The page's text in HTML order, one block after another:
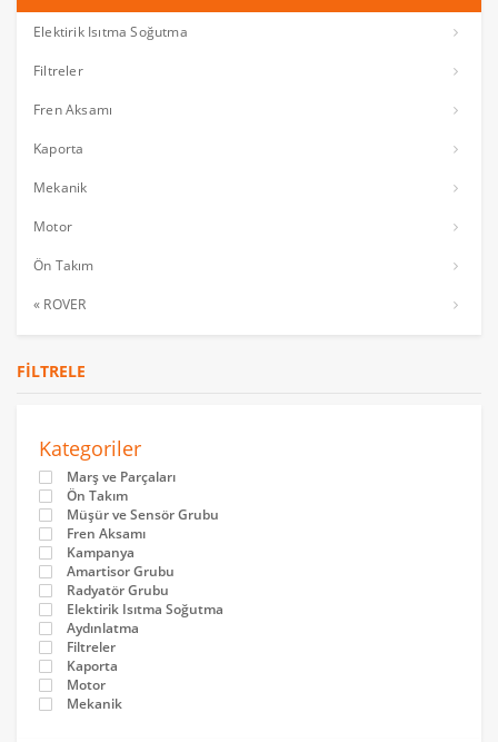
Elektirik Isıtma Soğutma
Filtreler
Fren Aksamı
Kaporta
Mekanik
Motor
Ön Takım
« ROVER
FILTRELE
Kategoriler
Marş ve Parçaları
Ön Takım
Müşür ve Sensör Grubu
Fren Aksamı
Kampanya
Amartisor Grubu
Radyatör Grubu
Elektirik Isıtma Soğutma
Aydınlatma
Filtreler
Kaporta
Motor
Mekanik